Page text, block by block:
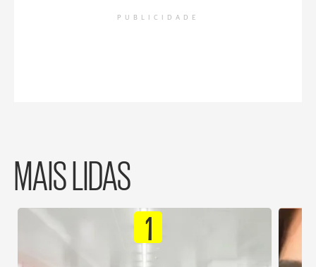
PUBLICIDADE
MAIS LIDAS
1